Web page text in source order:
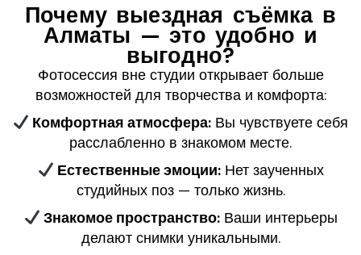
Почему выездная съёмка в
Алматы — это удобно и
выгодно?
Фотосессия вне студии открывает больше
возможностей для творчества и комфорта:
Комфортная атмосфера: Вы чувствуете себя
расслабленно в знакомом месте.
Естественные эмоции:Нет заученных
студийных поз — только жизнь.
Знакомое пространство:Ваши интерьеры
делают снимки уникальными.